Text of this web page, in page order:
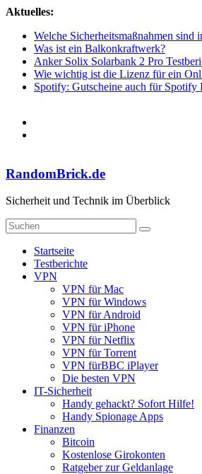
Zum
springen
Aktuelles:
Welche Sicherheitsmaßnahmen sind
Was ist ein Balkonkraftwerk?
Anker Solix Solarbank 2 Pro
Wie wichtig ist die Lizenz für ein
Spotify: Gutscheine auch für Spotify
RandomBrick.de
Sicherheit und Technik im Überblick
Startseite
Testberichte
VPN
VPN für Mac
VPN für Windows
VPN für Android
VPN für iPhone
VPN für Netflix
VPN für Torrent
VPN fürBBC iPlayer
Die besten VPN
IT-Sicherheit
Handy gehackt? Sofort Hilfe!
Handy Spionage Apps
Finanzen
Bitcoin
Kostenlose Girokonten
Ratgeber zur Geldanlage